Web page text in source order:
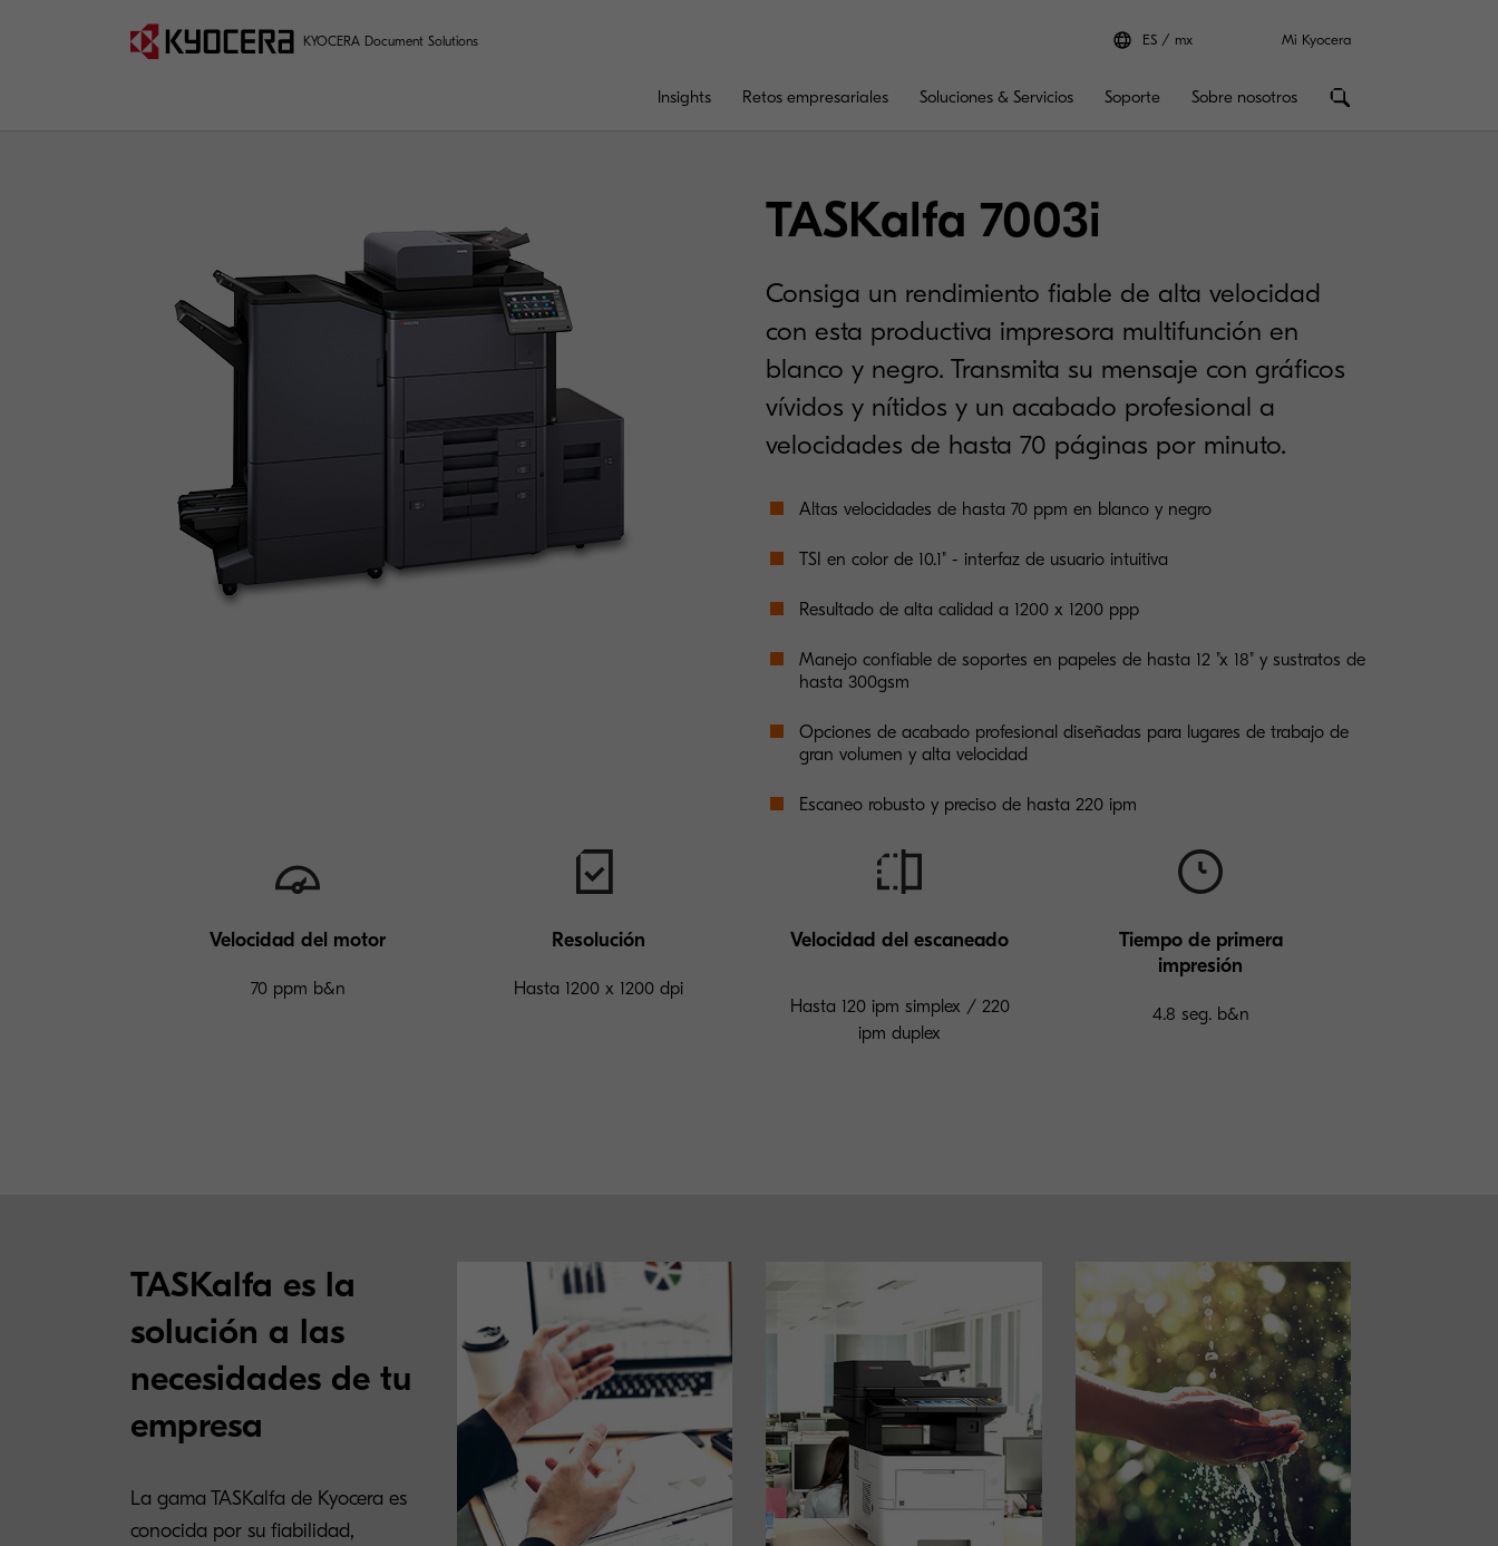
KYOCERA Document Solutions ES mx Mi Kyocera
Insights Retos empresariales Soluciones & Servicios Soporte Sobre nosotros
TASKalfa 7003i
Consiga un rendimiento fiable de alta velocidad
con esta productiva impresora multifunción en
blanco y negro. Transmita su mensaje con gráficos
vívidos y nítidos y un acabado profesional a
velocidades de hasta 70 páginas por minuto.
Altas velocidades de hasta 70 ppm en blanco y negro
TSI en color de 10.1" - interfaz de usuario intuitiva
Resultado de alta calidad a 1200 x 1200 ppp
Manejo confiable de soportes en papeles de hasta 12 "x 18" y sustratos de
hasta 300gsm
Opciones de acabado profesional diseñadas para lugares de trabajo de
gran volumen y alta velocidad
Escaneo robusto y preciso de hasta 220 ipm
Velocidad del motor
70 ppm b&n
Resolución
Hasta 1200 x 1200 dpi
Velocidad del escaneado
Hasta 120 ipm simplex / 220
ipm duplex
Tiempo de primera
impresión
4.8 seg. b&n
TASKalfa es la
solución a las
necesidades de tu
empresa
La gama TASKalfa de Kyocera es
conocida por su fiabilidad,